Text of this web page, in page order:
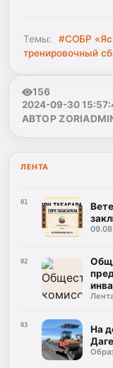
Темы: #СОБР
тренировочный
156
2024-09-30
АВТОР
ЛЕНТА
01
02
03
На